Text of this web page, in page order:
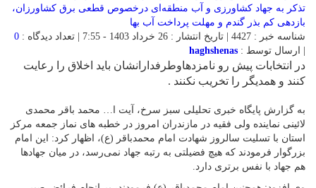
شناسه خبر : 4427 | تاریخ انتشار : 26 خرداد 1403 - 7:55 | تعداد دیدگاه :
0
| ارسال توسط : haghshenas
در انتخابات پیش رو نامزدهاوطرفدارانشان باید اخلاق را رعایت
کنند و همدیگر را تخریب نکنند .
به گزارش پایگاه خبری تحلیلی سبز سرخ، آیت ا… محمد باقر محمدی
لائینی نماینده ولی فقیه در مازندران امروز در خطبه های نماز جمعه مرکز
استان با تسلیت سالروز شهادت امام محمدباقر (ع)، اظهار کرد: این امام
بزرگوار فرمودند که هیچ فضیلتی به رتبه جهاد نمی‌رسد، در میان جهادها
هم جهاد با نفس برتری دارد.